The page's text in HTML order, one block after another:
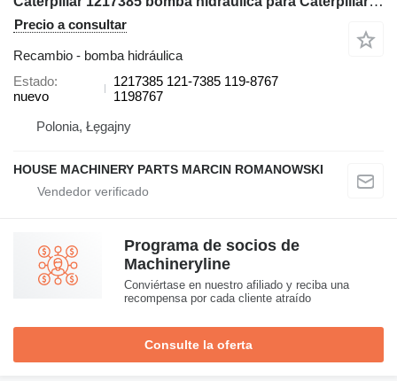
Precio a consultar
Recambio - bomba hidráulica
Estado
nuevo
1217385 121-7385 119-8767
1198767
Polonia, Łęgajny
HOUSE MACHINERY PARTS MARCIN ROMANOWSKI
Programa de socios de
Machineryline
Conviértase en nuestro afiliado y reciba una
recompensa por cada cliente atraído
Consulte la oferta